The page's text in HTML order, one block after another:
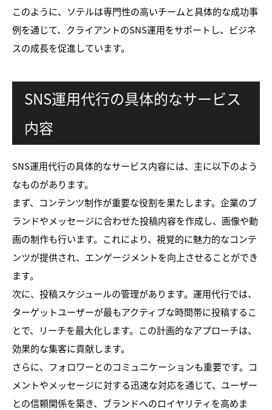
このように、ソテルは専門性の高いチームと具体的な成功事
例を通じて、クライアントのSNS運用をサポートし、ビジネ
スの成長を促進しています。
SNS運用代行の具体的なサービス
内容
SNS運用代行の具体的なサービス内容には、主に以下のよう
なものがあります。
まず、コンテンツ制作が重要な役割を果たします。企業のブ
ランドやメッセージに合わせた投稿内容を作成し、画像や動
画の制作も行います。これにより、視覚的に魅力的なコンテ
ンツが提供され、エンゲージメントを向上させることができ
ます。
次に、投稿スケジュールの管理があります。運用代行では、
ターゲットユーザーが最もアクティブな時間帯に投稿するこ
とで、リーチを最大化します。この計画的なアプローチは、
効果的な集客に貢献します。
さらに、フォロワーとのコミュニケーションも重要です。コ
メントやメッセージに対する迅速な対応を通じて、ユーザー
との信頼関係を築き、ブランドへのロイヤリティを高めま